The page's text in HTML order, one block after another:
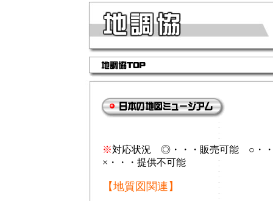
※対応状況 ◎・・・販売可能 ○・
×・・・提供不可能
【地質図関連】